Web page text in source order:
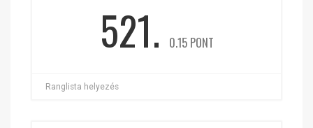
521. 0.15 PONT
Ranglista helyezés